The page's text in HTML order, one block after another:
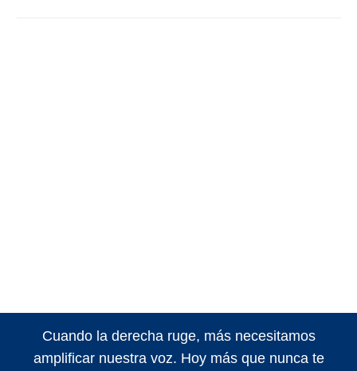
Cuando la derecha ruge, más necesitamos
amplificar nuestra voz. Hoy más que nunca te